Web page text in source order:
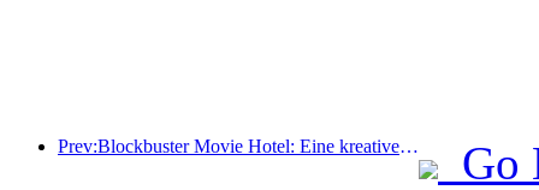
Prev:Blockbuster Movie Hotel: Eine kreative Fusion aus Filmkultur und Übernachtungserlebnis
Go